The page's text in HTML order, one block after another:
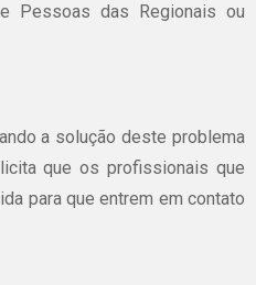
Pessoas das Regionais ou
a solução deste problema
que os profissionais que
para que entrem em contato